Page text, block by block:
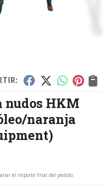
nudos HKM
naranja
el importe final del pedido.